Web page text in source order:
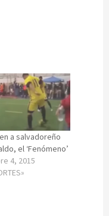
a salvadoreño
el ‘Fenómeno’
4, 2015